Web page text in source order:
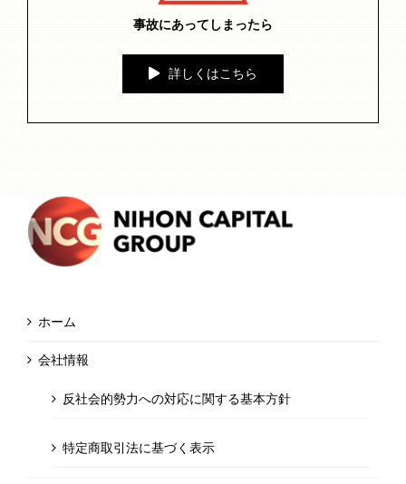
事故にあってしまったら
詳しくはこちら
ホーム
会社情報
反社会的勢力への対応に関する基本方針
特定商取引法に基づく表示